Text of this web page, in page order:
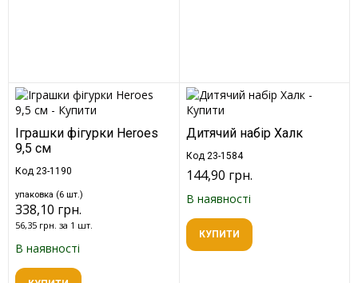
Іграшки фігурки Heroes
9,5 см
Код 23-1190
упаковка (6 шт.)
338,10 грн.
56,35 грн. за 1 шт.
В наявності
Дитячий набір Халк
Код 23-1584
144,90 грн.
В наявності
КУПИТИ